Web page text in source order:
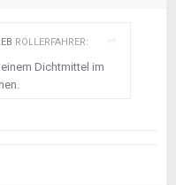
ROLLERFAHRER:
Dichtmittel im